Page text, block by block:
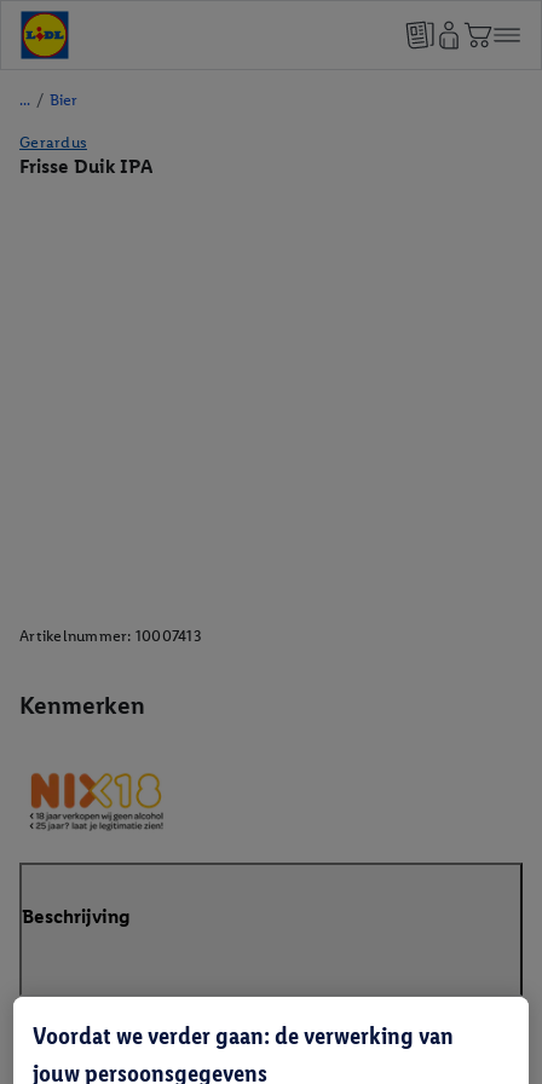
/ Bier
Gerardus
Frisse Duik IPA
Kenmerken
Artikelnummer: 10007413
Beschrijving
Voordat we verder gaan: de verwerking van
jouw persoonsgegevens